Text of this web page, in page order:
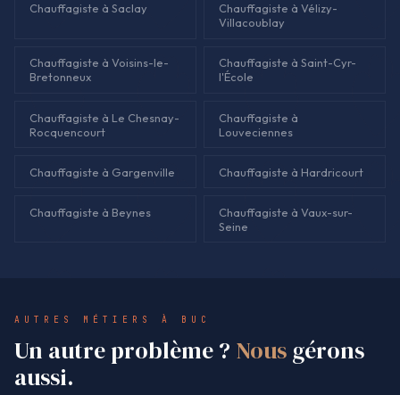
Chauffagiste à Saclay
Chauffagiste à Vélizy-
Villacoublay
Chauffagiste à Voisins-le-
Bretonneux
Chauffagiste à Saint-Cyr-
l'École
Chauffagiste à Le Chesnay-
Rocquencourt
Chauffagiste à
Louveciennes
Chauffagiste à Gargenville Chauffagiste à Hardricourt
Chauffagiste à Beynes
Chauffagiste à Vaux-sur-
Seine
AUTRES MÉTIERS À BUC
Un autre problème ? Nousgérons
aussi.